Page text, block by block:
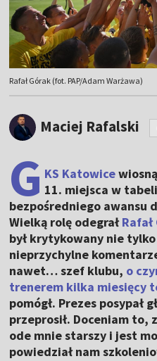
Rafał Górak (fot. PAP/Adam Warżawa)
Maciej Rafalski
G KS Katowice
11. miejsca w tabeli
bezpośredniego awansu
Wielką rolę odegrał
był krytykowany nie
nieprzychylne
nawet… szef klubu, o
trenerem kilka miesięcy
pomógł. Prezes posypał
przeprosił. Doceniam to,
ode mnie starszy i jest
powiedział nam